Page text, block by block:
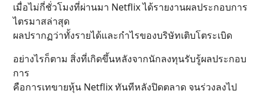
เมื่อไม่กี่ชั่วโมงที่ผ่านมา Netflix ได้รายงานผลประกอบการ
ไตรมาสล่าสุด
ผลปรากฏว่าทั้งรายได้และกำไรของบริษัทเติบโตระเบิด
อย่างไรก็ตาม สิ่งที่เกิดขึ้นหลังจากนักลงทุนรับรู้ผลประกอบ
การ
คือการเทขายหุ้น Netflix ทันทีหลังปิดตลาด จนร่วงลงไป